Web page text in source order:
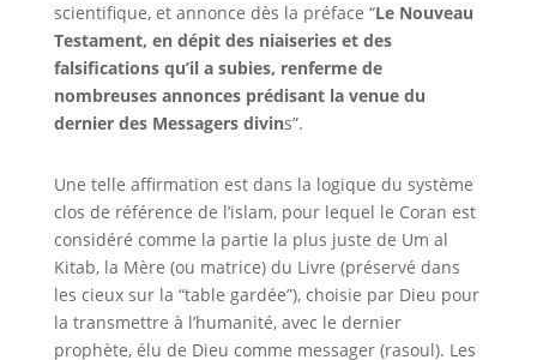
scientifique, et annonce dès la préface “Le Nouveau
Testament, en dépit des niaiseries et des
falsifications qu’il a subies, renferme de
nombreuses annonces prédisant la venue du
dernier des Messagers divins”.
Une telle affirmation est dans la logique du système
clos de référence de l’islam, pour lequel le Coran est
considéré comme la partie la plus juste de Um al
Kitab,la Mère (ou matrice) du Livre (préservé dans
les cieux sur la “table gardée”), choisie par Dieu pour
la transmettre à l’humanité, avec le dernier
prophète, élu de Dieu comme messager (rasoul). Les